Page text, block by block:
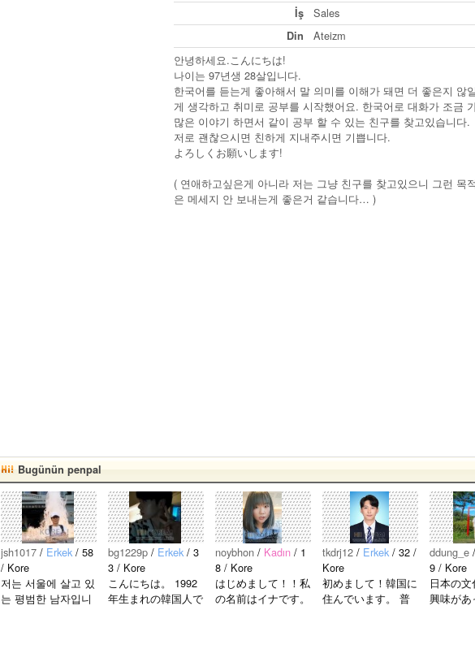
İş Sales
Din
Ateizm
안녕하세요.こんにちは!
나이는 97년생 28살입니다.
한국어를 듣는게 좋아해서 말 의미를 이해가 돼면 더 좋은지 않
게 생각하고 취미로 공부를 시작했어요. 한국어로 대화가 조금
많은 이야기 하면서 같이 공부 할 수 있는 친구를 찾고있습니다.
저로 괜찮으시면 친하게 지내주시면 기쁩니다.
よろしくお願いします!
( 연애하고싶은게 아니라 저는 그냥 친구를 찾고있으니 그런 목
은 메세지 안 보내는게 좋은거 같습니다… )
Bugünün penpal
jsh1017 / Erkek/ 58
/ Kore
저는 서울에 살고 있
는 평범한 남자입니
bg1229p / Erkek/ 3
3 / Kore
こんにちは。 1992
年生まれの韓国人で
noybhon / Kadın/ 1
8 / Kore
はじめまして！！私
の名前はイナです。
tkdrj12 / Erkek/ 32 /
Kore
初めまして！韓国に
住んでいます。 ​普
ddung_e /
9 / Kore
日本の
興味があ